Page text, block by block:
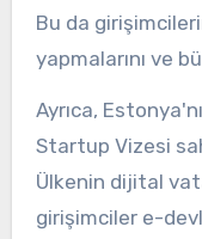
Bu da
yapmalarını ve
Ayrıca,
Startup Vizesi
Ülkenin dijital
girişimciler e-